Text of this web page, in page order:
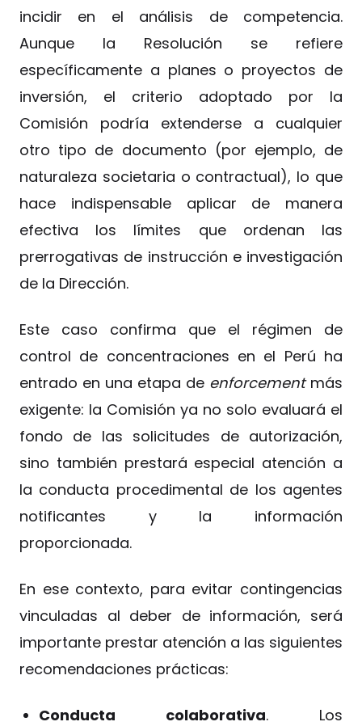
incidir en el análisis de competencia.
Aunque la Resolución se refiere
específicamente a planes o proyectos de
inversión, el criterio adoptado por la
Comisión podría extenderse a cualquier
otro tipo de documento (por ejemplo, de
naturaleza societaria o contractual), lo que
hace indispensable aplicar de manera
efectiva los límites que ordenan las
prerrogativas de instrucción e investigación
de la Dirección.
Este caso confirma que el régimen de
control de concentraciones en el Perú ha
entrado en una etapa de enforcementmás
exigente: la Comisión ya no solo evaluará el
fondo de las solicitudes de autorización,
sino también prestará especial atención a
la conducta procedimental de los agentes
notificantes y la información
proporcionada.
En ese contexto, para evitar contingencias
vinculadas al deber de información, será
importante prestar atención a las siguientes
recomendaciones prácticas:
Conducta colaborativa. Los